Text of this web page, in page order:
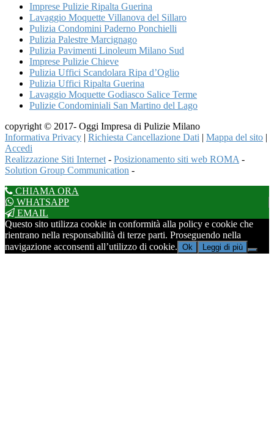
Imprese Pulizie Ripalta Guerina
Lavaggio Moquette Villanova del Sillaro
Pulizia Condomini Paderno Ponchielli
Pulizia Palestre Marcignago
Pulizia Pavimenti Linoleum Milano Sud
Imprese Pulizie Chieve
Pulizia Uffici Scandolara Ripa d’Oglio
Pulizia Uffici Ripalta Guerina
Lavaggio Moquette Godiasco Salice Terme
Pulizie Condominiali San Martino del Lago
copyright © 2017- Oggi Impresa di Pulizie Milano
Informativa Privacy | Richiesta Cancellazione Dati | Mappa del sito |
Accedi
Realizzazione Siti Internet - Posizionamento siti web ROMA -
Solution Group Communication -
CHIAMA ORA
WHATSAPP
EMAIL
Questo sito utilizza cookie in conformità alla policy e cookie che
rientrano nella responsabilità di terze parti. Proseguendo nella
navigazione acconsenti all’utilizzo di cookie. Ok Leggi di più